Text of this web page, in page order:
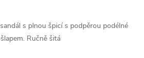
s plnou špicí s podpěrou podélné
Ručně šitá